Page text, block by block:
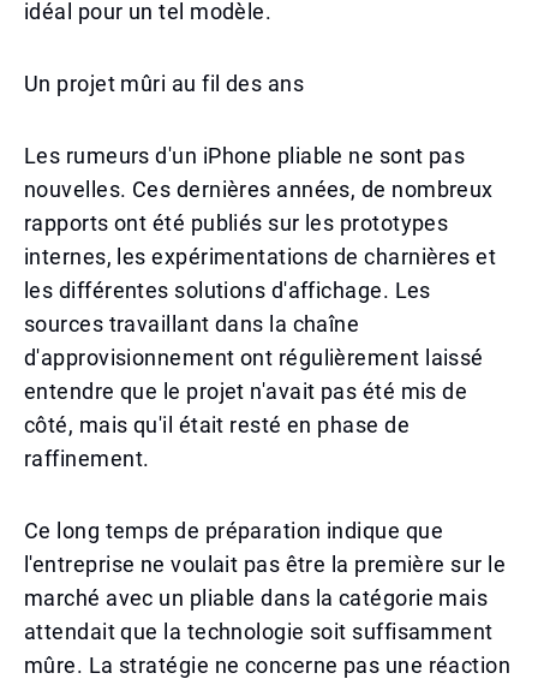
idéal pour un tel modèle.
Un projet mûri au fil des ans
Les rumeurs d'un iPhone pliable ne sont pas
nouvelles. Ces dernières années, de nombreux
rapports ont été publiés sur les prototypes
internes, les expérimentations de charnières et
les différentes solutions d'affichage. Les
sources travaillant dans la chaîne
d'approvisionnement ont régulièrement laissé
entendre que le projet n'avait pas été mis de
côté, mais qu'il était resté en phase de
raffinement.
Ce long temps de préparation indique que
l'entreprise ne voulait pas être la première sur le
marché avec un pliable dans la catégorie mais
attendait que la technologie soit suffisamment
mûre. La stratégie ne concerne pas une réaction